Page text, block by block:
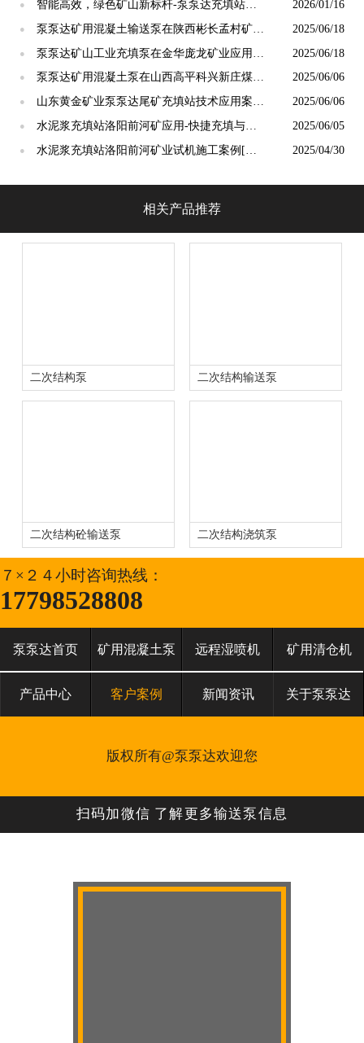
石畔矿业打造绿色安全矿井[泵泵达]
●
智能高效，绿色矿山新标杆-泵泵达充填站成
功交付江山华莹矿业[泵泵达]
2026/01/16
●
泵泵达矿用混凝土输送泵在陕西彬长孟村矿业
应用实例[泵泵达]
2025/06/18
●
泵泵达矿山工业充填泵在金华庞龙矿业应用的
案例展示[泵泵达]
2025/06/18
●
泵泵达矿用混凝土泵在山西高平科兴新庄煤业
应用实例[泵泵达]
2025/06/06
●
山东黄金矿业泵泵达尾矿充填站技术应用案例
[泵泵达]
2025/06/06
●
水泥浆充填站洛阳前河矿应用-快捷充填与绿
色矿山的实践结合！[泵泵达]
2025/06/05
●
水泥浆充填站洛阳前河矿业试机施工案例[泵
2025/04/30
相关产品推荐
二次结构泵 二次结构输送泵
二次结构砼输送泵 二次结构浇筑泵
７×２４小时咨询热线：
17798528808
泵泵达首页 矿用混凝土泵 远程湿喷机 矿用清仓机
产品中心 客户案例 新闻资讯 关于泵泵达
版权所有@泵泵达欢迎您
扫码加微信 了解更多输送泵信息